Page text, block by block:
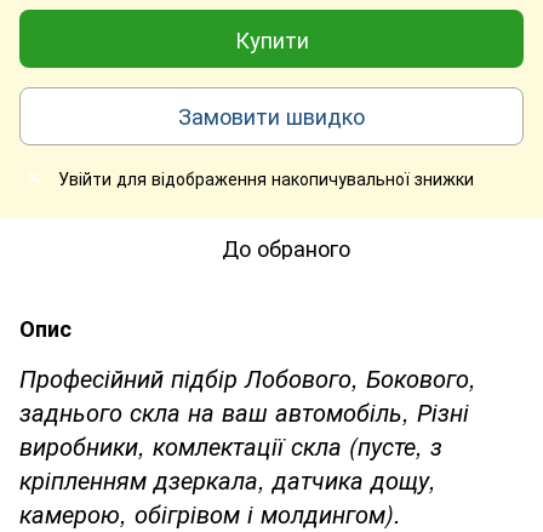
Купити
Замовити швидко
% Увійти для відображення накопичувальної знижки
До обраного
Опис
Професійний підбір Лобового, Бокового,
заднього скла на ваш автомобіль, Різні
виробники, комлектації скла (пусте, з
кріпленням дзеркала, датчика дощу,
камерою, обігрівом і молдингом).